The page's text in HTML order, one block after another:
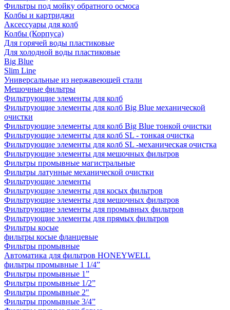
Фильтры под мойку обратного осмоса
Колбы и картриджи
Аксессуары для колб
Колбы (Корпуса)
Для горячей воды пластиковые
Для холодной воды пластиковые
Big Blue
Slim Line
Универсальные из нержавеющей стали
Мешочные фильтры
Фильтрующие элементы для колб
Фильтрующие элементы для колб Big Blue механической
очистки
Фильтрующие элементы для колб Big Blue тонкой очистки
Фильтрующие элементы для колб SL - тонкая очистка
Фильтрующие элементы для колб SL -механическая очистка
Фильтрующие элементы для мешочных фильтров
Фильтры промывные магистральные
Фильтры латунные механической очистки
Фильтрующие элементы
Фильтрующие элементы для косых фильтров
Фильтрующие элементы для мешочных фильтров
Фильтрующие элементы для промывных фильтров
Фильтрующие элементы для прямых фильтров
Фильтры косые
фильтры косые фланцевые
Фильтры промывные
Автоматика для фильтров HONEYWELL
фильтры промывные 1 1/4”
Фильтры промывные 1”
Фильтры промывные 1/2”
Фильтры промывные 2"
Фильтры промывные 3/4”